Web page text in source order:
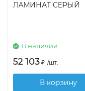
ЛАМИНАТ СЕРЫЙ
В наличии
52 103 ₽ /шт.
В корзину